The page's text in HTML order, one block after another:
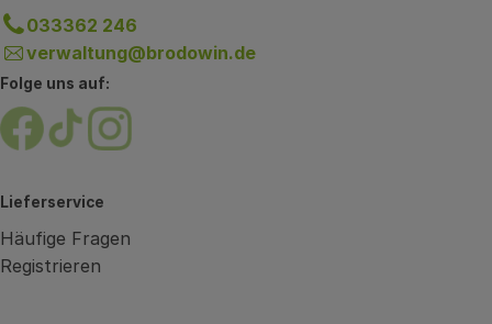
033362 246
verwaltung@brodowin.de
Folge uns auf:
Externer Link zu https://www.facebook.com/
Externer Link zu https://www.tiktok.com/
Externer Link zu https://
Lieferservice
Häufige Fragen
Registrieren